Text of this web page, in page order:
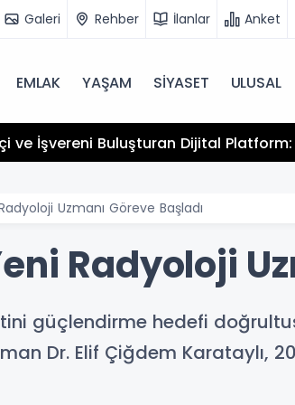
Galeri Rehber İlanlar Anket
EMLAK YAŞAM SİYASET ULUSAL
ve İşvereni Buluşturan Dijital
Uzmanı Göreve Başladı
Radyoloji
güçlendirme hedefi
Dr. Elif Çiğdem Karataylı,